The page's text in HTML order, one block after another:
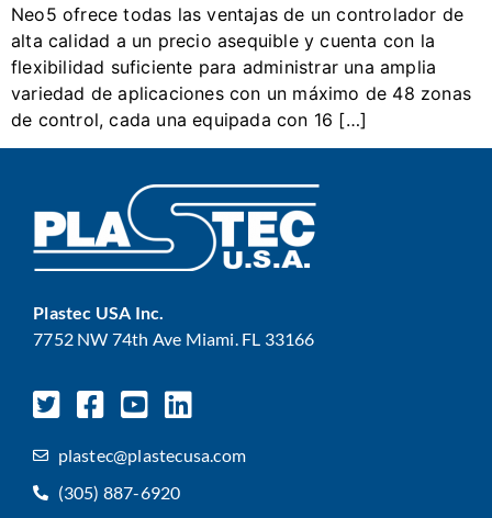
Neo5 ofrece todas las ventajas de un controlador de
alta calidad a un precio asequible y cuenta con la
flexibilidad suficiente para administrar una amplia
variedad de aplicaciones con un máximo de 48 zonas
de control, cada una equipada con 16 […]
Plastec USA Inc.
7752 NW 74th Ave Miami. FL 33166
plastec@plastecusa.com
(305) 887-6920